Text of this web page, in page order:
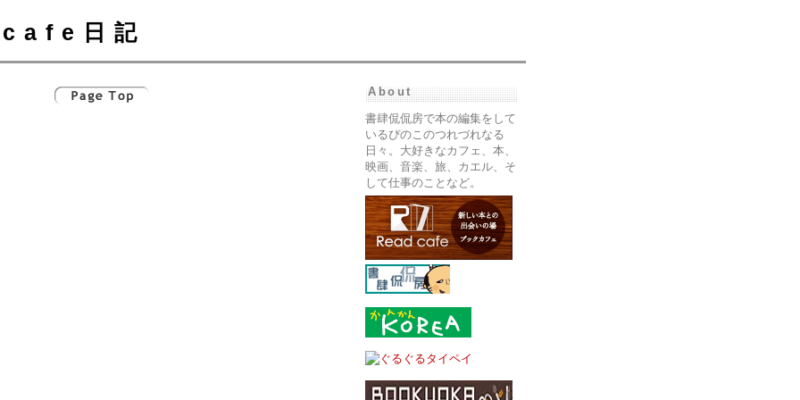
cafe日記
About
書肆侃侃房で本の編集をして
いるぴのこのつれづれなる
日々。大好きなカフェ、本、
映画、音楽、旅、カエル、そ
して仕事のことなど。